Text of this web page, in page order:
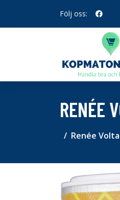
Följ oss:
RENÉE
Renée